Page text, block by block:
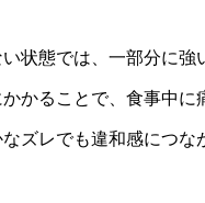
状態では、一部分に強
かることで、食事中に
ズレでも違和感につな